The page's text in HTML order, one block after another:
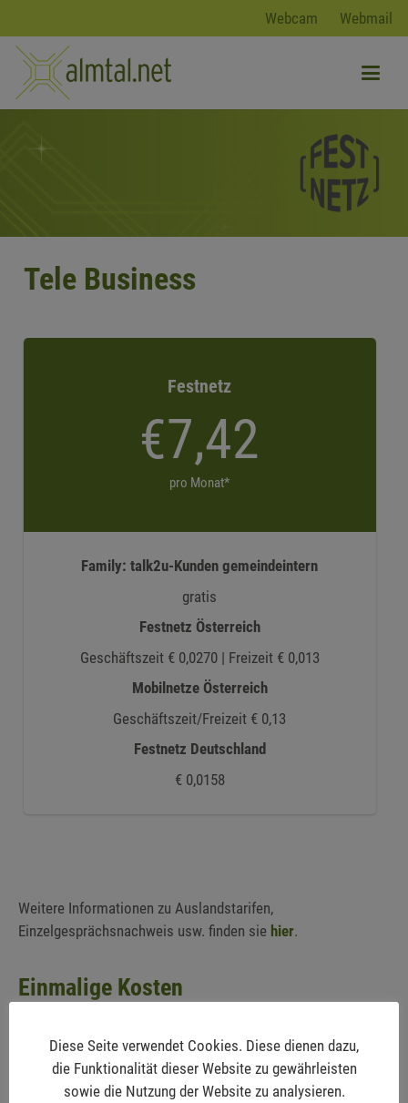
Webcam Webmail
Tele Business
Festnetz
€7,42
pro Monat*
Family: talk2u-Kunden gemeindeintern
gratis
Festnetz Österreich
Geschäftszeit € 0,0270 | Freizeit € 0,013
Mobilnetze Österreich
Geschäftszeit/Freizeit € 0,13
Festnetz Deutschland
€ 0,0158
Weitere Informationen zu Auslandstarifen,
Einzelgesprächsnachweis usw. finden sie hier.
Einmalige Kosten
Neue Rufnummer aus einem möglichen Vorwahlbereich:
kostenlos
Diese Seite verwendet Cookies. Diese dienen dazu,
die Funktionalität dieser Website zu gewährleisten
sowie die Nutzung der Website zu analysieren.